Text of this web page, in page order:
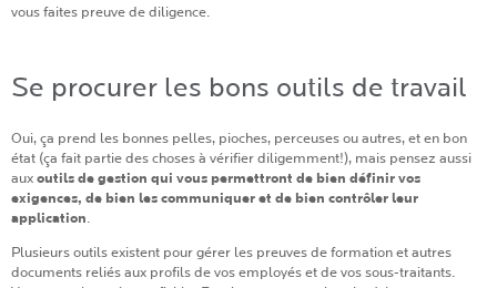
vous faites preuve de diligence.
Se procurer les bons outils de travail
Oui, ça prend les bonnes pelles, pioches, perceuses ou autres, et en bon
état (ça fait partie des choses à vérifier diligemment!), mais pensez aussi
auxoutils de gestion qui vous permettront de bien définir vos
exigences, de bien les communiquer et de bien contrôler leur
application.
Plusieurs outils existent pour gérer les preuves de formation et autres
documents reliés aux profils de vos employés et de vos sous-traitants.